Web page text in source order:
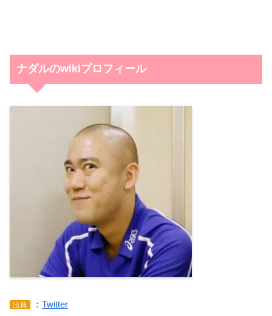
ナダルのwikiプロフィール
出典 ： Twitter